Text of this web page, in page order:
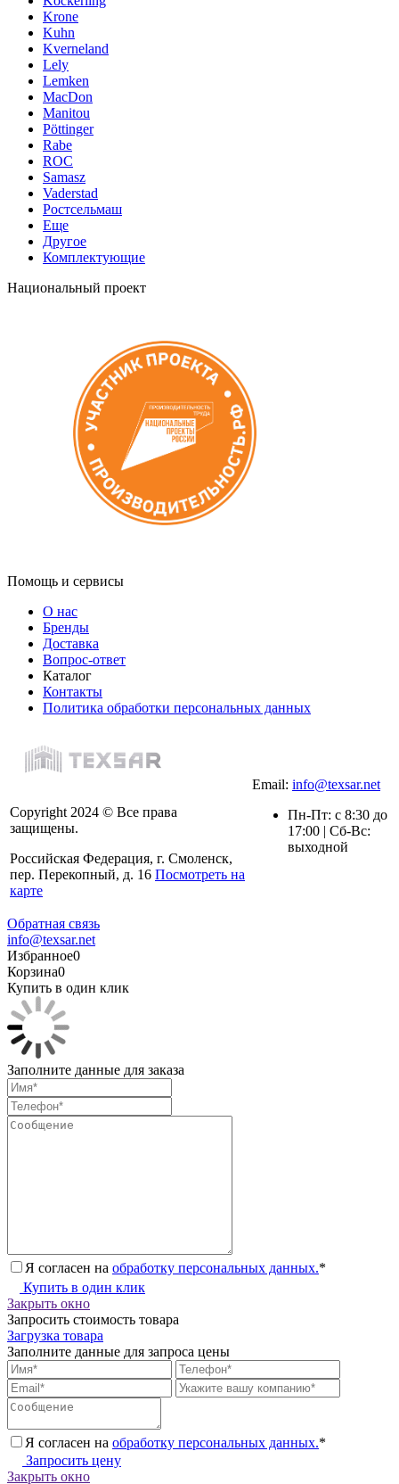
Krone
Kuhn
Kverneland
Lely
Lemken
MacDon
Manitou
Pöttinger
Rabe
ROC
Samasz
Vaderstad
Ростсельмаш
Еще
Другое
Комплектующие
Национальный проект
Помощь и сервисы
О нас
Бренды
Доставка
Вопрос-ответ
Каталог
Контакты
Политика обработки персональных данных
Copyright 2024 © Все права
защищены.
Российская Федерация, г. Смоленск,
пер. Перекопный, д. 16 Посмотреть на
карте
Email: info@texsar.net
Пн-Пт: с 8:30 до
17:00 | Сб-Вс:
выходной
Обратная связь
info@texsar.net
Избранное0
Корзина0
Купить в один клик
Заполните данные для заказа
Я согласен на обработку персональных данных.*
Купить в один клик
Закрыть окно
Запросить стоимость товара
Загрузка товара
Заполните данные для запроса цены
Я согласен на обработку персональных данных.*
Запросить цену
Закрыть окно